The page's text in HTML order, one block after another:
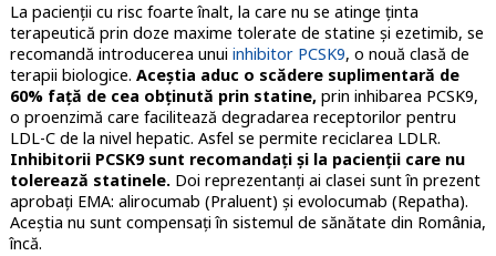
La pacienții cu risc foarte înalt, la care nu se atinge ținta
terapeutică prin doze maxime tolerate de statine și ezetimib, se
recomandă introducerea unui inhibitor PCSK9, o nouă clasă de
terapii biologice. Aceștia aduc o scădere suplimentară de
60% față de cea obținută prin statine,prin inhibarea PCSK9,
o proenzimă care facilitează degradarea receptorilor pentru
LDL-C de la nivel hepatic. Asfel se permite reciclarea LDLR.
Inhibitorii PCSK9 sunt recomandați și la pacienții care nu
tolerează statinele.Doi reprezentanți ai clasei sunt în prezent
aprobați EMA: alirocumab (Praluent) și evolocumab (Repatha).
Aceștia nu sunt compensați în sistemul de sănătate din România,
încă.